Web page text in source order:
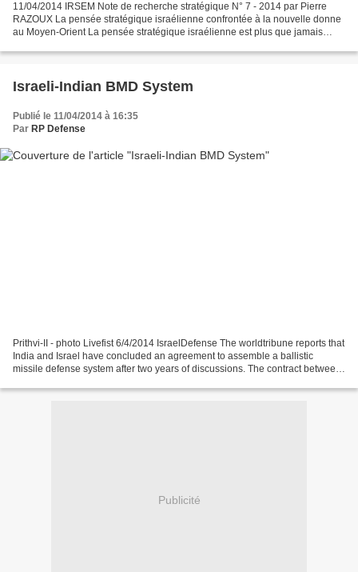
11/04/2014 IRSEM Note de recherche stratégique N° 7 - 2014 par Pierre
RAZOUX La pensée stratégique israélienne confrontée à la nouvelle donne
au Moyen-Orient La pensée stratégique israélienne est plus que jamais
Israeli-Indian BMD System
Publié le 11/04/2014 à 16:35
Par RP Defense
Prithvi-II - photo Livefist 6/4/2014 IsraelDefense The worldtribune reports that
India and Israel have concluded an agreement to assemble a ballistic
missile defense system after two years of discussions. The contract between
Publicité